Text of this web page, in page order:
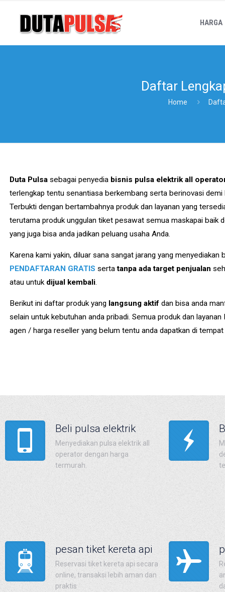
HARGA
Daftar
Home
Duta Pulsa sebagai penyedia bisnis pulsa elektrik all
terlengkap tentu senantiasa berkembang serta berinovasi demi
Terbukti dengan bertambahnya produk dan layanan yang
terutama produk unggulan tiket pesawat semua maskapai baik
yang juga bisa anda jadikan peluang usaha Anda.
Karena kami yakin, diluar sana sangat jarang yang menyediakan
PENDAFTARAN GRATIS sertatanpa ada target penjualan
atau untuk dijual kembali.
Berikut ini daftar produk yang langsung aktifdan bisa anda
selain untuk kebutuhan anda pribadi. Semua produk dan
agen / harga reseller yang belum tentu anda dapatkan di tempat
Beli pulsa elektrik
Menyediakan pulsa elektrik all
operator dengan harga
termurah.
pesan tiket kereta api
Reservasi tiket kereta api secara
online, transaksi lebih aman dan
praktis